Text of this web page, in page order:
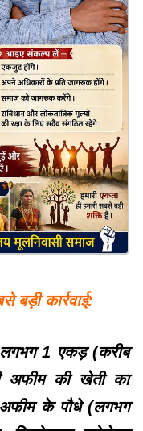
बड़ी कार्रवाई:
1 एकड़ (करीब
अफीम की खेती का
के पौधे (लगभग